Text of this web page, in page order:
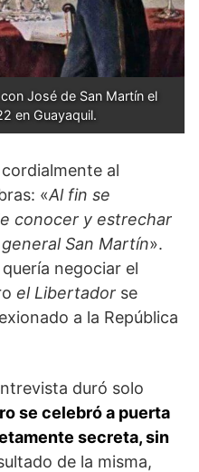
José de San Martín el
en Guayaquil.
al
«Al fin se
conocer y estrechar
San Martín».
negociar el
el Libertador se
a la República
duró solo
se celebró a puerta
secreta, sin
de la misma,